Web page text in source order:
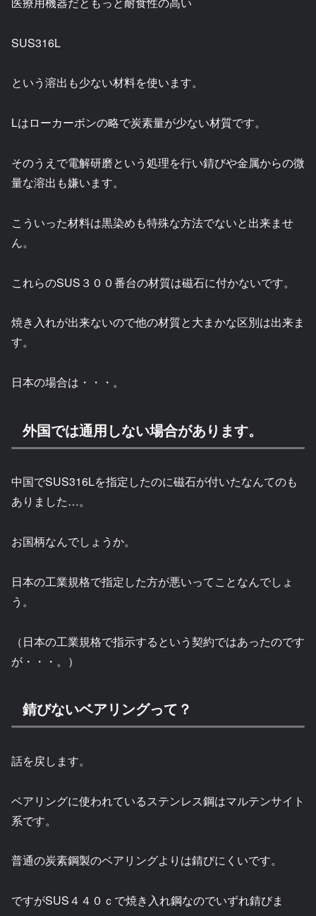
SUS316L
という溶出も少ない材料を使います。
Lはローカーボンの略で炭素量が少ない材質です。
そのうえで電解研磨という処理を行い錆びや金属からの微
量な溶出も嫌います。
こういった材料は黒染めも特殊な方法でないと出来ませ
ん。
これらのSUS３００番台の材質は磁石に付かないです。
焼き入れが出来ないので他の材質と大まかな区別は出来ま
す。
日本の場合は・・・。
外国では通用しない場合があります。
中国でSUS316Lを指定したのに磁石が付いたなんてのも
ありました…。
お国柄なんでしょうか。
日本の工業規格で指定した方が悪いってことなんでしょ
う。
（日本の工業規格で指示するという契約ではあったのです
が・・・。）
錆びないベアリングって？
話を戻します。
ベアリングに使われているステンレス鋼はマルテンサイト
系です。
普通の炭素鋼製のベアリングよりは錆びにくいです。
ですがSUS４４０ｃで焼き入れ鋼なのでいずれ錆びま